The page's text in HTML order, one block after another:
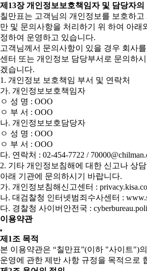
제13장 개인정보보호책임자 및 담당자의
칠만표는 고객님의 개인정보를 보호하
만 및 문의사항을 처리하기 위 하여 아래
정하여 운영하고 있습니다.
고객님께서 문의사항이 있을 경우 회사
센터 또는 개인정보 담당부서로 문의하
겠습니다.
1. 개인정보 보호책임 부서 및 연락처
가. 개인정보보호책임자
ㅇ 성 명 : OOO
ㅇ 부 서 : OOO
나. 개인정보보호담당자
ㅇ 성 명 : OOO
ㅇ 부 서 : OOO
다. 연락처 : 02-454-7722 /
2. 기타 개인정보침해에 대한 신고나 상
아래 기관에 문의하시기 바랍니다.
가. 개인정보침해신고센터 :
나. 대검찰청 인터넷범죄수사센터 :
다. 경찰청 사이버안전국 :
이용약관
제1조 목적
본 이용약관은 “칠만표”(이하 "사이트")
운영에 관한 제반 사항 규정을 목적으로